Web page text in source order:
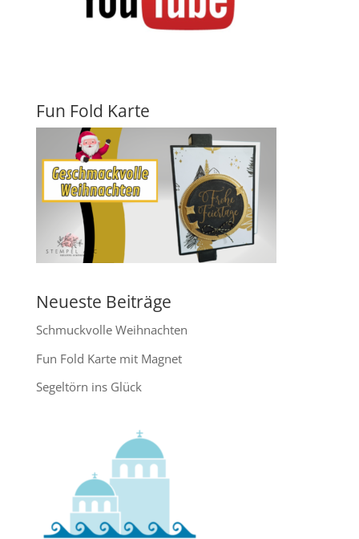
Fun Fold Karte
Neueste Beiträge
Schmuckvolle Weihnachten
Fun Fold Karte mit Magnet
Segeltörn ins Glück